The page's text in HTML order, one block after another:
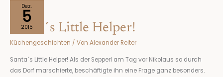
Dez.
5
2015
Santa´s Little Helper!
Küchengeschichten / Von Alexander Reiter
Santa´s Little Helper! Als der Sepperl am Tag vor Nikolaus so durch
das Dorf marschierte, beschäftigte ihn eine Frage ganz besonders.
Santa
Little